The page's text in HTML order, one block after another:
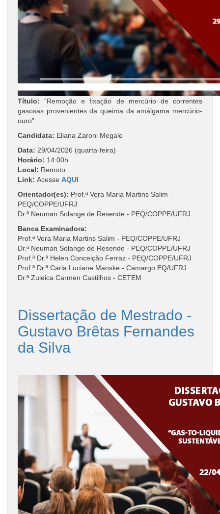
Título: “Remoção e fixação de mercúrio de correntes
gasosas provenientes da queima da amálgama mercúrio-
ouro”
Candidata: Eliana Zaroni Megale
Data: 29/04/2026 (quarta-feira)
Horário: 14:00h
Local: Remoto
Link: Acesse AQUI
Orientador(es): Prof.ª Vera Maria Martins Salim -
PEQ/COPPE/UFRJ
Dr.ª Neuman Solange de Resende - PEQ/COPPE/UFRJ
Banca Examinadora:
Prof.ª Vera Maria Martins Salim - PEQ/COPPE/UFRJ
Dr.ª Neuman Solange de Resende - PEQ/COPPE/UFRJ
Prof.ª Dr.ª Helen Conceição Ferraz - PEQ/COPPE/UFRJ
Prof.ª Dr.ª Carla Luciane Manske - Camargo EQ/UFRJ
Dr.ª Zuleica Carmen Castilhos - CETEM
Dissertação de Mestrado -
Gustavo Brêtas Fernandes
da Silva